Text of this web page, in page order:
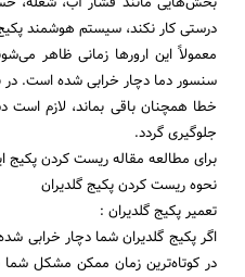
درستی کار نکند، سیستم هوشمند
معمولاً این ارورها زمانی ظاهر
سنسور دما دچار خرابی شده است. در
خطا همچنان باقی بماند، لازم
جلوگیری گردد.
برای مطالعه مقاله ریست کردن پکیج
نحوه ریست کردن پکیج گلدیران
تعمیر پکیج گلدیران :
اگر پکیج گلدیران شما دچار خرابی
در کوتاه‌ترین زمان ممکن مشکل